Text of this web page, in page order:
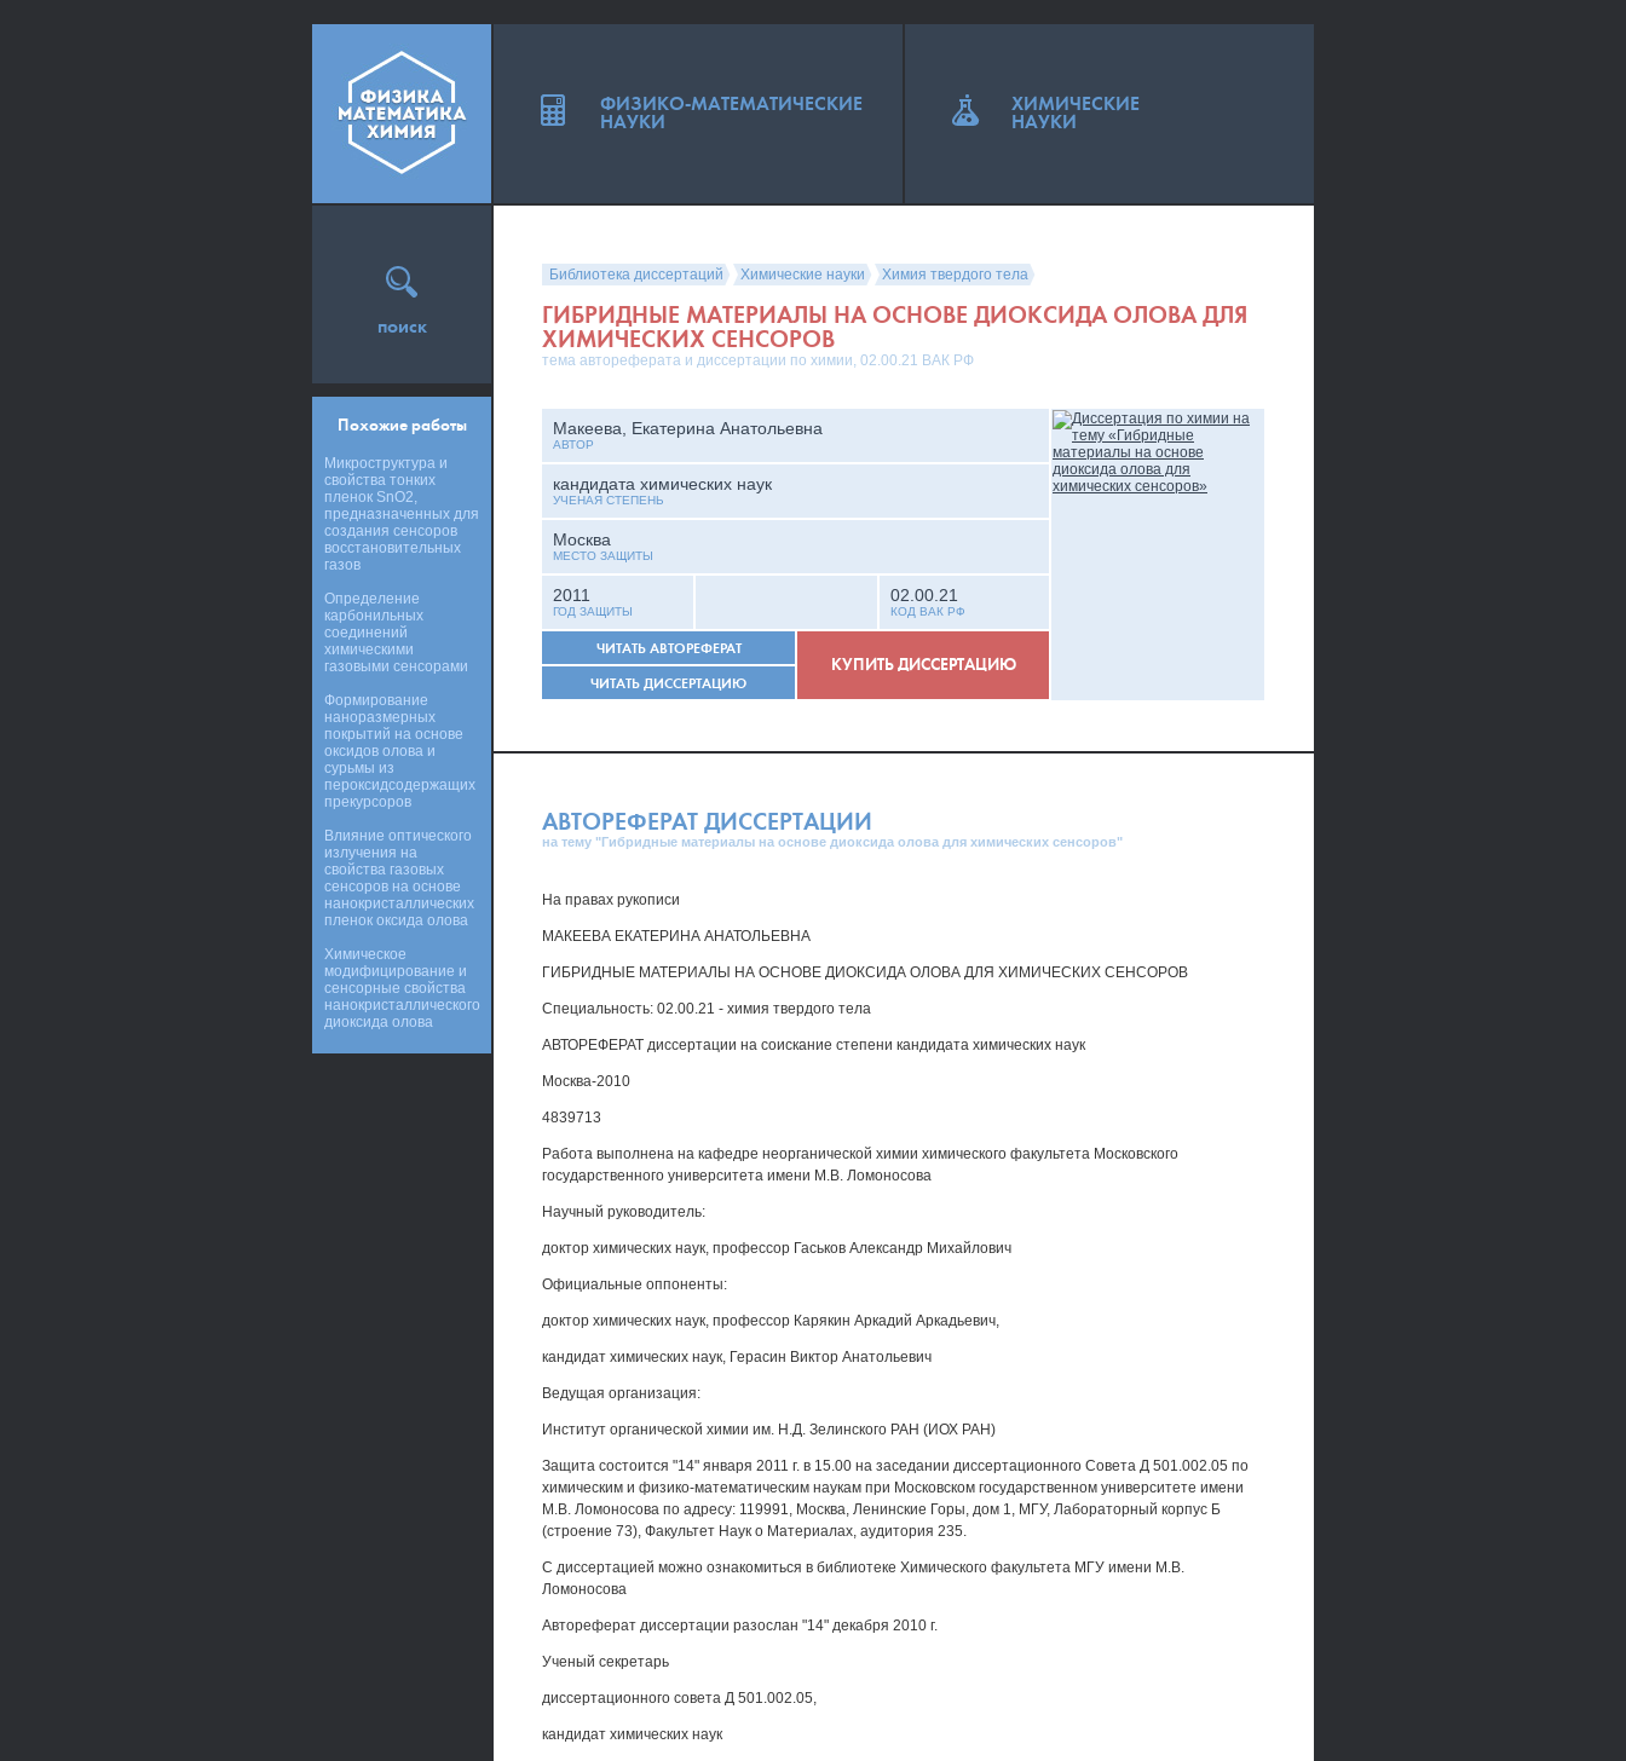
Библиотека диссертаций Химические науки Химия твердого тела
ГИБРИДНЫЕ МАТЕРИАЛЫ НА ОСНОВЕ ДИОКСИДА ОЛОВА ДЛЯ
ХИМИЧЕСКИХ СЕНСОРОВ
тема автореферата и диссертации по химии, 02.00.21 ВАК РФ
Макеева, Екатерина Анатольевна
АВТОР
кандидата химических наук
УЧЕНАЯ СТЕПЕНЬ
Москва
МЕСТО ЗАЩИТЫ
2011
ГОД ЗАЩИТЫ
02.00.21
КОД ВАК РФ
ЧИТАТЬ АВТОРЕФЕРАТ
ЧИТАТЬ ДИССЕРТАЦИЮ
КУПИТЬ ДИССЕРТАЦИЮ
АВТОРЕФЕРАТ ДИССЕРТАЦИИ
на тему "Гибридные материалы на основе диоксида олова для химических сенсоров"
На правах рукописи
МАКЕЕВА ЕКАТЕРИНА АНАТОЛЬЕВНА
ГИБРИДНЫЕ МАТЕРИАЛЫ НА ОСНОВЕ ДИОКСИДА ОЛОВА ДЛЯ ХИМИЧЕСКИХ СЕНСОРОВ
Специальность: 02.00.21 - химия твердого тела
АВТОРЕФЕРАТ диссертации на соискание степени кандидата химических наук
Москва-2010
4839713
Работа выполнена на кафедре неорганической химии химического факультета Московского
государственного университета имени М.В. Ломоносова
Научный руководитель:
доктор химических наук, профессор Гаськов Александр Михайлович
Официальные оппоненты:
доктор химических наук, профессор Карякин Аркадий Аркадьевич,
кандидат химических наук, Герасин Виктор Анатольевич
Ведущая организация:
Институт органической химии им. Н.Д. Зелинского РАН (ИОХ РАН)
Защита состоится "14" января 2011 г. в 15.00 на заседании диссертационного Совета Д 501.002.05 по
химическим и физико-математическим наукам при Московском государственном университете имени
М.В. Ломоносова по адресу: 119991, Москва, Ленинские Горы, дом 1, МГУ, Лабораторный корпус Б
(строение 73), Факультет Наук о Материалах, аудитория 235.
С диссертацией можно ознакомиться в библиотеке Химического факультета МГУ имени М.В.
Ломоносова
Автореферат диссертации разослан "14" декабря 2010 г.
Ученый секретарь
диссертационного совета Д 501.002.05,
кандидат химических наук
поиск
Похожие работы
Микроструктура и
свойства тонких
пленок SnO2,
предназначенных для
создания сенсоров
восстановительных
газов
Определение
карбонильных
соединений
химическими
газовыми сенсорами
Формирование
наноразмерных
покрытий на основе
оксидов олова и
сурьмы из
пероксидсодержащих
прекурсоров
Влияние оптического
излучения на
свойства газовых
сенсоров на основе
нанокристаллических
пленок оксида олова
Химическое
модифицирование и
сенсорные свойства
нанокристаллического
диоксида олова
ФИЗИКО-МАТЕМАТИЧЕСКИЕ
НАУКИ
ХИМИЧЕСКИЕ
НАУКИ